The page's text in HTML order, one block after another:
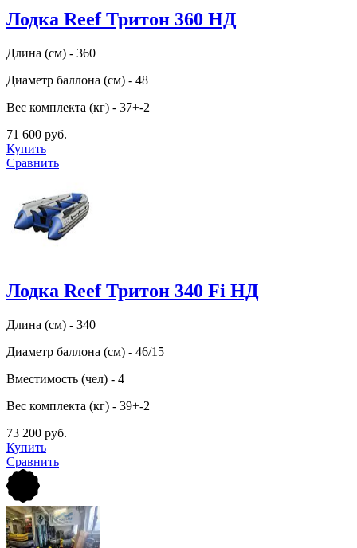
Лодка Reef Тритон 360 НД
Длина (см) - 360
Диаметр баллона (см) - 48
Вес комплекта (кг) - 37+-2
71 600 руб.
Купить
Сравнить
Лодка Reef Тритон 340 Fi НД
Длина (см) - 340
Диаметр баллона (см) - 46/15
Вместимость (чел) - 4
Вес комплекта (кг) - 39+-2
73 200 руб.
Купить
Сравнить